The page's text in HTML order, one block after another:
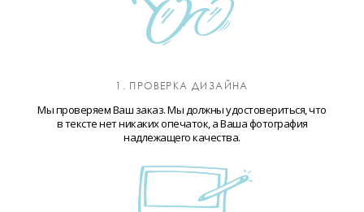
1. ПРОВЕРКА ДИЗАЙНА
Мы проверяем Ваш заказ. Мы должны удостовериться, что
в тексте нет никаких опечаток, а Ваша фотография
надлежащего качества.